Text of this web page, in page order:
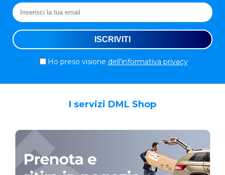
Ho preso visione dell'informativa privacy
I servizi DML Shop